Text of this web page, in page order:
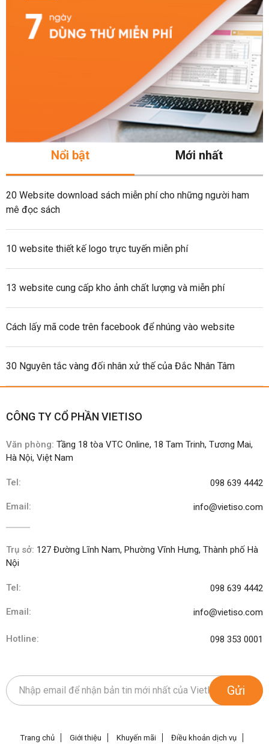
Nổi bật Mới nhất
20 Website download sách miễn phí cho những người ham
mê đọc sách
10 website thiết kế logo trực tuyến miễn phí
13 website cung cấp kho ảnh chất lượng và miễn phí
Cách lấy mã code trên facebook để nhúng vào website
30 Nguyên tắc vàng đối nhân xử thế của Đắc Nhân Tâm
CÔNG TY CỔ PHẦN VIETISO
Văn phòng: Tầng 18 tòa VTC Online, 18 Tam Trinh, Tương Mai,
Hà Nội, Việt Nam
Tel: 098 639 4442
Email: info@vietiso.com
Trụ sở: 127 Đường Lĩnh Nam, Phường Vĩnh Hưng, Thành phố Hà
Nội
Tel: 098 639 4442
Email: info@vietiso.com
Hotline: 098 353 0001
Gửi
Trang chủ Giới thiệu Khuyến mãi Điều khoản dịch vụ